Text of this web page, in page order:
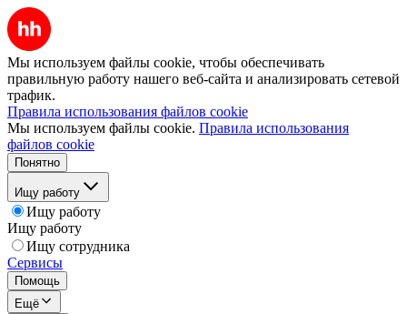
Мы используем файлы cookie, чтобы обеспечивать
правильную работу нашего веб-сайта и анализировать сетевой
трафик.
Правила использования файлов cookie
Мы используем файлы cookie. Правила использования
файлов cookie
Понятно
Ищу работу
Ищу работу
Ищу работу
Ищу сотрудника
Сервисы
Помощь
Ещё